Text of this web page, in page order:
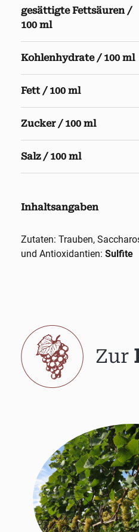
gesättigte Fettsäuren /
100 ml
Kohlenhydrate / 100 ml
Fett / 100 ml
Zucker / 100 ml
Salz / 100 ml
Inhaltsangaben
Zutaten: Trauben,
und Antioxidantien: Sulfite
Zur